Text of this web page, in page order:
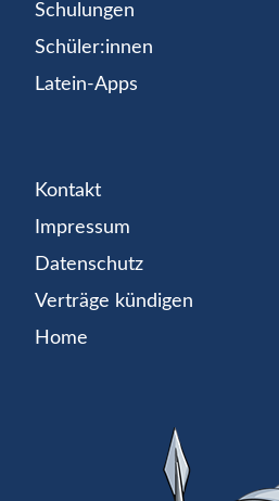
Schulungen
Schüler:innen
Latein-Apps
Kontakt
Impressum
Datenschutz
Verträge kündigen
Home